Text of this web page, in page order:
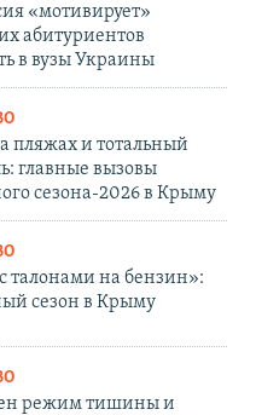
«мотивирует»
абитуриентов
в вузы Украины
пляжах и тотальный
главные вызовы
сезона-2026 в Крыму
талонами на бензин»:
сезон в Крыму
режим тишины и